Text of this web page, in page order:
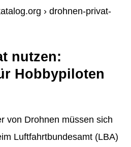
› drohnen-privat-
nutzen:
Hobbypiloten
von Drohnen müssen sich
Luftfahrtbundesamt (LBA)